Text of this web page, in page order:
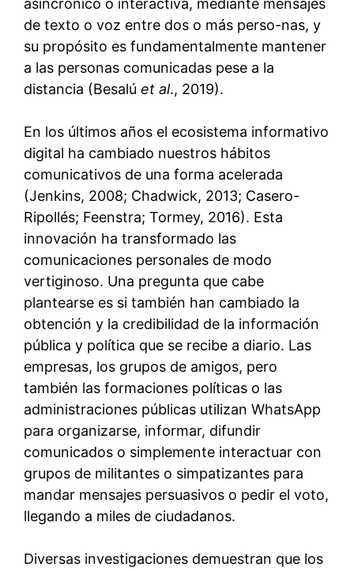
asincrónico o interactiva, mediante mensajes
de texto o voz entre dos o más perso-nas, y
su propósito es fundamentalmente mantener
a las personas comunicadas pese a la
distancia (Besalú et al., 2019).
En los últimos años el ecosistema informativo
digital ha cambiado nuestros hábitos
comunicativos de una forma acelerada
(Jenkins, 2008; Chadwick, 2013; Casero-
Ripollés; Feenstra; Tormey, 2016). Esta
innovación ha transformado las
comunicaciones personales de modo
vertiginoso. Una pregunta que cabe
plantearse es si también han cambiado la
obtención y la credibilidad de la información
pública y política que se recibe a diario. Las
empresas, los grupos de amigos, pero
también las formaciones políticas o las
administraciones públicas utilizan WhatsApp
para organizarse, informar, difundir
comunicados o simplemente interactuar con
grupos de militantes o simpatizantes para
mandar mensajes persuasivos o pedir el voto,
llegando a miles de ciudadanos.
Diversas investigaciones demuestran que los